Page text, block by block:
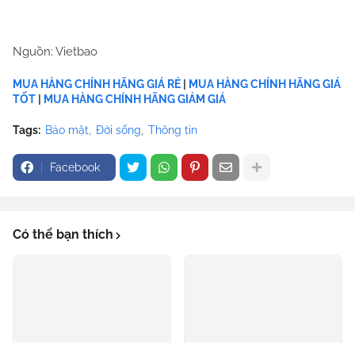
Nguồn: Vietbao
MUA HÀNG CHÍNH HÃNG GIÁ RẺ
MUA HÀNG CHÍNH HÃNG GIÁ
TỐT
MUA HÀNG CHÍNH HÃNG GIẢM GIÁ
Tags: Bảo mật Đời sống Thông tin
Facebook
Có thể bạn thích